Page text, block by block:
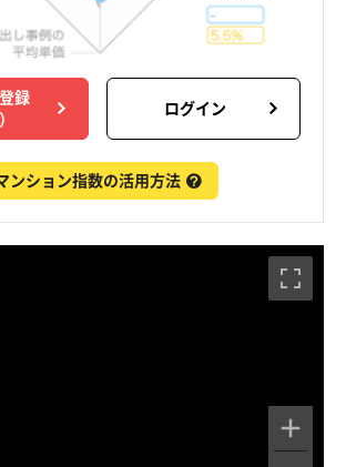
録
ログイン
ンション指数の活用方法